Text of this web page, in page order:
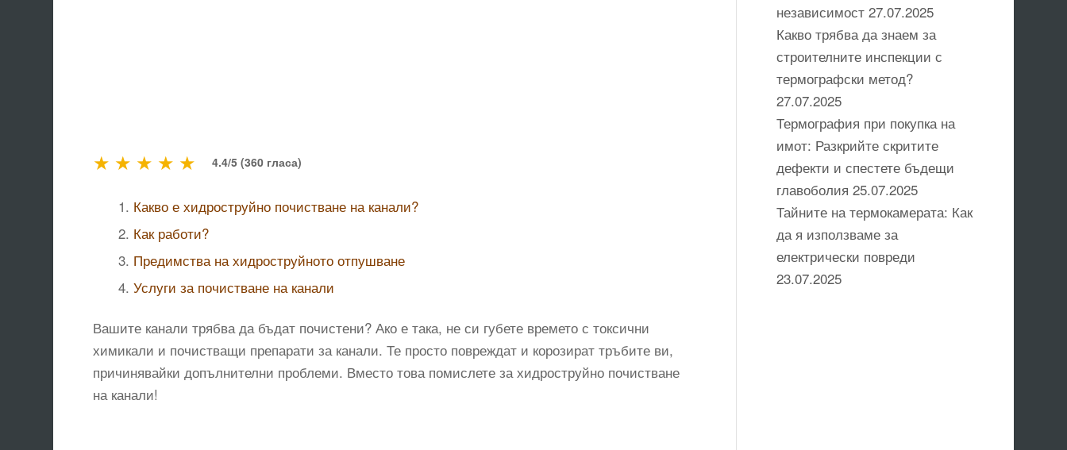
★
★
★
★
★ 4.4/5 (360 гласа)
Какво е хидроструйно почистване на канали?
Как работи?
Предимства на хидроструйното отпушване
Услуги за почистване на канали
Вашите канали трябва да бъдат почистени? Ако е така, не си губете времето с токсични
химикали и почистващи препарати за канали. Те просто повреждат и корозират тръбите ви,
причинявайки допълнителни проблеми. Вместо това помислете за хидроструйно почистване
на канали!
независимост 27.07.2025
Какво трябва да знаем за
строителните инспекции с
термографски метод?
27.07.2025
Термография при покупка на
имот: Разкрийте скритите
дефекти и спестете бъдещи
главоболия 25.07.2025
Тайните на термокамерата: Как
да я използваме за
електрически повреди
23.07.2025